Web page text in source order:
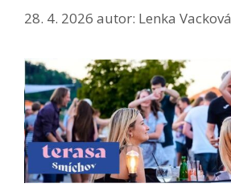
28. 4. 2026 autor: Lenka Vacková